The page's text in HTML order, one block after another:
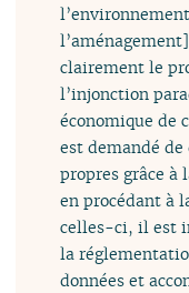
clairement le
l’injonction
économique de
est demandé
propres grâce à
en procédant à
celles-ci, il est
la
données et